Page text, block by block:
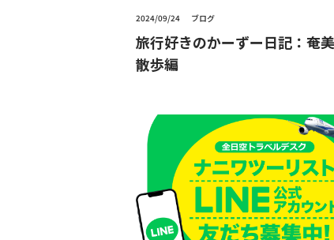
2024/09/24 ブログ
旅行好きのかーずー日記：奄
散歩編